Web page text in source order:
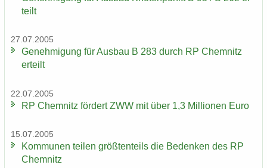
teilt
27.07.2005
Ge­neh­mi­gung für Aus­bau B 283 durch RP Chem­nitz
er­teilt
22.07.2005
RP Chem­nitz för­dert ZWW mit über 1,3 Mil­lio­nen Euro
15.07.2005
Kom­mu­nen tei­len größ­ten­teils die Be­den­ken des RP
Chem­nitz